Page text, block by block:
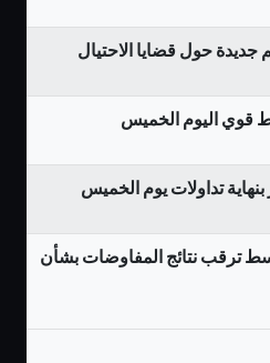
حول قضايا الاحتيال
قوي اليوم الخميس
بنهاية تداولات يوم الخميس
دون 80 دولار وسط ترقب نتائج المفاوضات بشأن